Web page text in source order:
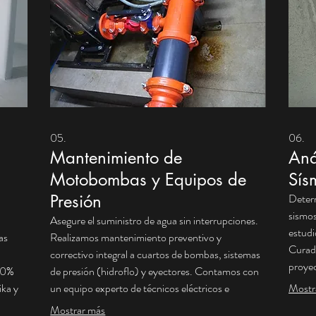
y
05.
Mantenimiento de
Motobombas y Equipos de
Presión
Asegure el suministro de agua sin interrupciones.
Realizamos mantenimiento preventivo y
correctivo integral a cuartos de bombas, sistemas
de presión (hidroflo) y eyectores. Contamos con
un equipo experto de técnicos eléctricos e
hidráulicos para diagnosticar tableros de control y
Mostrar más
06.